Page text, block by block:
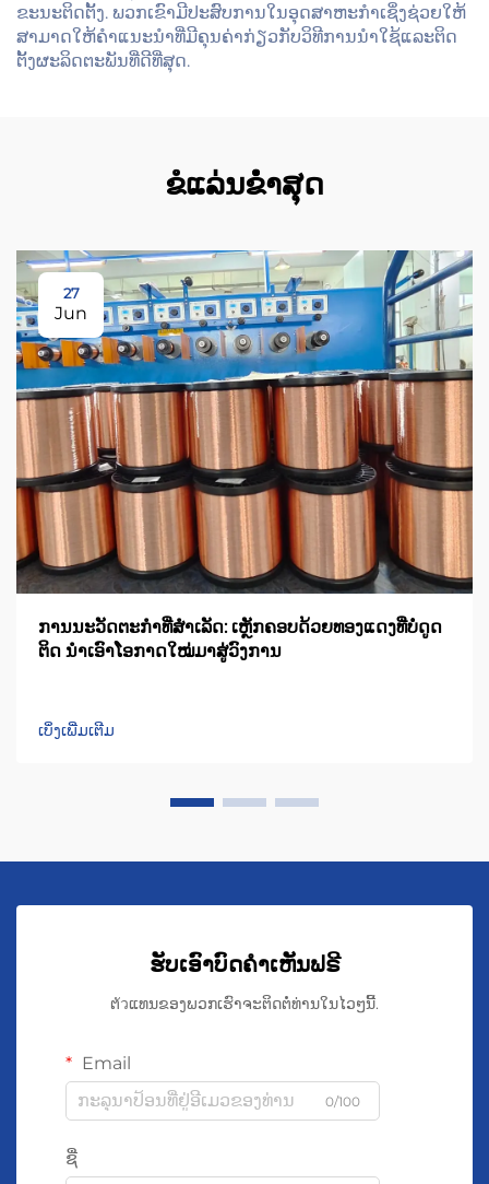
ຂະນະຕິດຕັ້ງ. ພວກເຂົາມີປະສົບການໃນອຸດສາຫະກຳເຊິ່ງຊ່ວຍໃຫ້
ສາມາດໃຫ້ຄຳແນະນຳທີ່ມີຄຸນຄ່າກ່ຽວກັບວິທີການນຳໃຊ້ແລະຕິດ
ຕັ້ງຜະລິດຕະພັນທີ່ດີທີ່ສຸດ.
ຂໍແລ່ນຂໍໍ່າສຸດ
27
Jun
ການນະວັດຕະກຳທີ່ສຳເລັດ: ເຫຼັກຄອບດ້ວຍທອງແດງທີ່ບໍ່ດູດ
ຕິດ ນຳເອົາໂອກາດໃໝ່ມາສູ່ວົງການ
ເບິ່ງເພີ່ມເຕີມ
ຮັບເອົາບົດຄຳເຫັນຟຣີ
ຕัวແທນຂອງພວກເຮົາຈະຕິດຕໍ່ທ່ານໃນໄວໆນີ້.
Email
0/100
ຊື່